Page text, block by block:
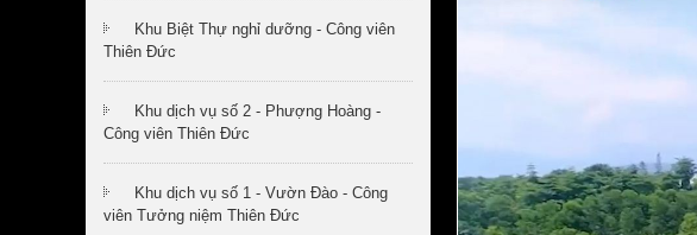
Khu Biệt Thự nghỉ dưỡng - Công viên
Thiên Đức
Khu dịch vụ số 2 - Phượng Hoàng -
Công viên Thiên Đức
Khu dịch vụ số 1 - Vườn Đào - Công
viên Tưởng niệm Thiên Đức